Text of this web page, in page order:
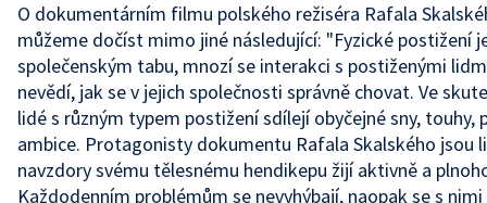
O dokumentárním filmu polského režiséra Rafala
můžeme dočíst mimo jiné následující: "Fyzické postižení
společenským tabu, mnozí se interakci s postiženými
nevědí, jak se v jejich společnosti správně chovat. Ve
lidé s různým typem postižení sdílejí obyčejné sny, touhy,
ambice. Protagonisty dokumentu Rafala Skalského jsou
navzdory svému tělesnému hendikepu žijí aktivně a
Každodenním problémům se nevyhýbají, naopak se s